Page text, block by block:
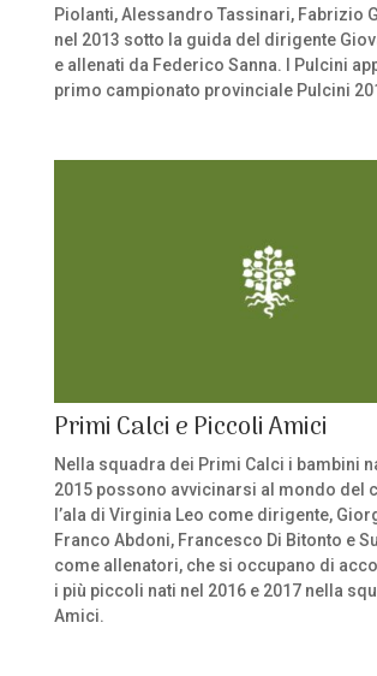
Piolanti, Alessandro Tassinari, Fabrizio
nel 2013 sotto la guida del dirigente
e allenati da Federico Sanna. I Pulcini
primo campionato provinciale Pulcini
Primi Calci e Piccoli Amici
Nella squadra dei Primi Calci i bambini
2015 possono avvicinarsi al mondo del
l’ala di Virginia Leo come dirigente,
Franco Abdoni, Francesco Di Bitonto e
come allenatori, che si occupano di
i più piccoli nati nel 2016 e 2017 nella
Amici.